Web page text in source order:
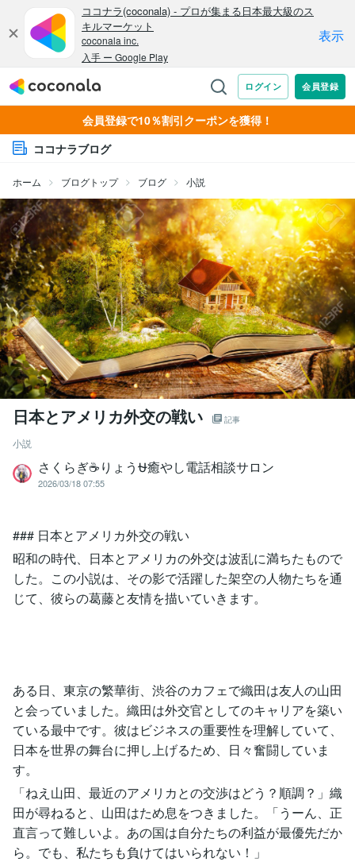
会員登録で10％割引クーポンを獲得！
ココナラブログ
ホーム ブログトップ ブログ 小説
日本とアメリカ外交の戦い 記事
小説
さくらぎ☕りょう⛎癒やし電話相談サロン
2026/03/18 07:55
### 日本とアメリカ外交の戦い
昭和の時代、日本とアメリカの外交は波乱に満ちたもので
した。この小説は、その影で活躍した架空の人物たちを通
じて、彼らの葛藤と友情を描いていきます。
ある日、東京の繁華街、渋谷のカフェで織田は友人の山田
と会っていました。織田は外交官としてのキャリアを築い
ている最中です。彼はビジネスの重要性を理解していて、
日本を世界の舞台に押し上げるため、日々奮闘していま
す。
「ねえ山田、最近のアメリカとの交渉はどう？順調？」織
田が尋ねると、山田はため息をつきました。「うーん、正
直言って難しいよ。あの国は自分たちの利益が最優先だか
ら。でも、私たちも負けてはいられない！」